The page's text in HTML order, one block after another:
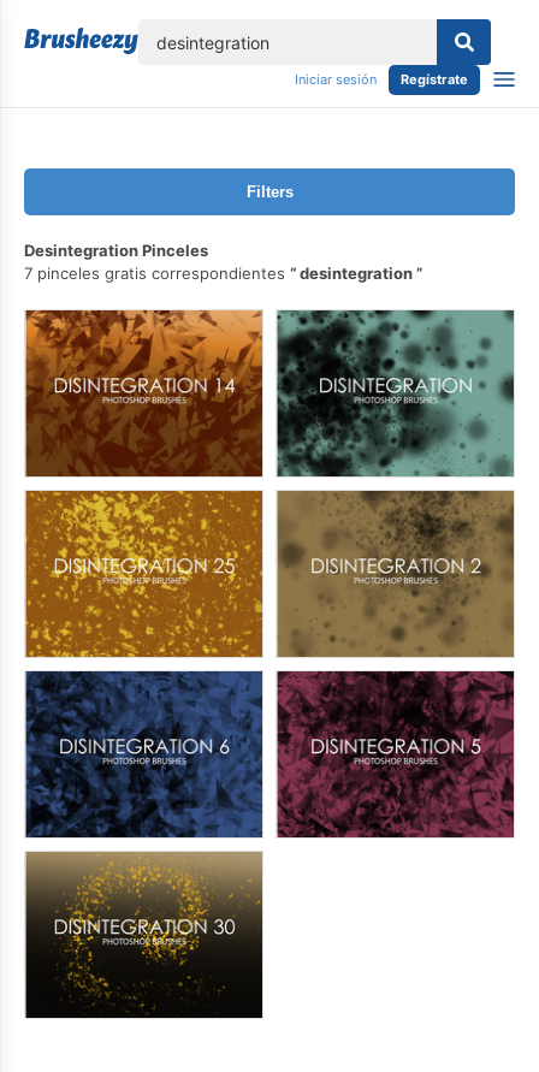
Iniciar sesión Regístrate
Filters
Desintegration Pinceles
7 pinceles gratis correspondientes
desintegration